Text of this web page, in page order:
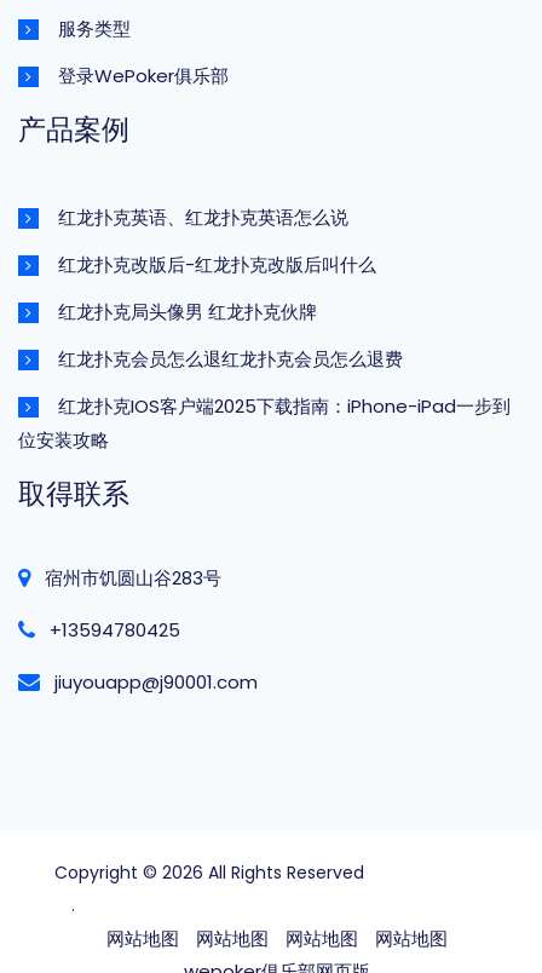
服务类型
登录WePoker俱乐部
产品案例
红龙扑克英语、红龙扑克英语怎么说
红龙扑克改版后-红龙扑克改版后叫什么
红龙扑克局头像男 红龙扑克伙牌
红龙扑克会员怎么退红龙扑克会员怎么退费
红龙扑克IOS客户端2025下载指南：iPhone-iPad一步到
位安装攻略
取得联系
宿州市饥圆山谷283号
+13594780425
jiuyouapp@j90001.com
Copyright © 2026 All Rights Reserved
.
网站地图 网站地图 网站地图
网站地图